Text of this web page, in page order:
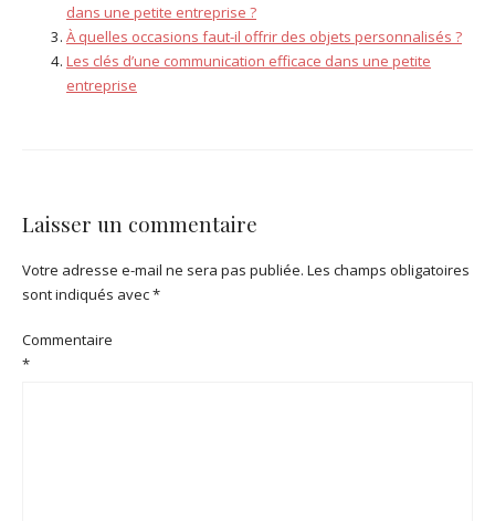
dans une petite entreprise ?
À quelles occasions faut-il offrir des objets personnalisés ?
Les clés d’une communication efficace dans une petite
entreprise
Laisser un commentaire
Votre adresse e-mail ne sera pas publiée. Les champs obligatoires
sont indiqués avec*
Commentaire
*